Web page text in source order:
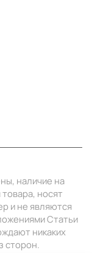
наличие на
носят
и не являются
Статьи
никаких
сторон.